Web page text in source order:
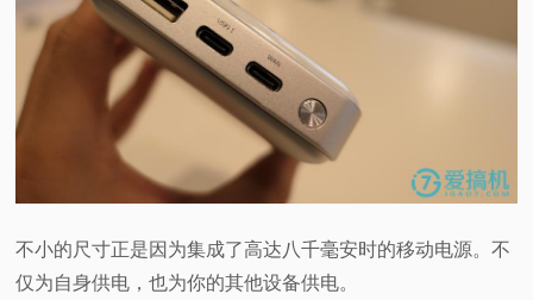
不小的尺寸正是因为集成了高达八千毫安时的移动电源。不
仅为自身供电，也为你的其他设备供电。